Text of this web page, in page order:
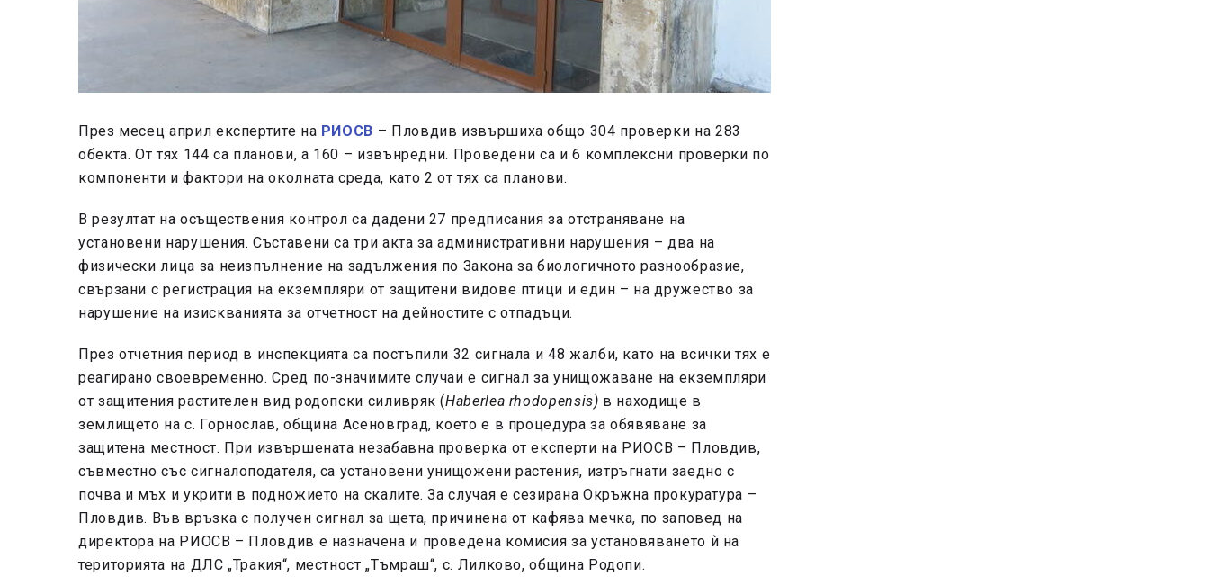
През месец април експертите на РИОСВ – Пловдив извършиха общо 304 проверки на 283
обекта. От тях 144 са планови, а 160 – извънредни. Проведени са и 6 комплексни проверки по
компоненти и фактори на околната среда, като 2 от тях са планови.
В резултат на осъществения контрол са дадени 27 предписания за отстраняване на
установени нарушения. Съставени са три акта за административни нарушения – два на
физически лица за неизпълнение на задължения по Закона за биологичното разнообразие,
свързани с регистрация на екземпляри от защитени видове птици и един – на дружество за
нарушение на изискванията за отчетност на дейностите с отпадъци.
През отчетния период в инспекцията са постъпили 32 сигнала и 48 жалби, като на всички тях е
реагирано своевременно. Сред по-значимите случаи е сигнал за унищожаване на екземпляри
от защитения растителен вид родопски силивряк (Haberlea rhodopensis) в находище в
землището на с. Горнослав, община Асеновград, което е в процедура за обявяване за
защитена местност. При извършената незабавна проверка от експерти на РИОСВ – Пловдив,
съвместно със сигналоподателя, са установени унищожени растения, изтръгнати заедно с
почва и мъх и укрити в подножието на скалите. За случая е сезирана Окръжна прокуратура –
Пловдив. Във връзка с получен сигнал за щета, причинена от кафява мечка, по заповед на
директора на РИОСВ – Пловдив е назначена и проведена комисия за установяването ѝ на
територията на ДЛС „Тракия“, местност „Тъмраш“, с. Лилково, община Родопи.